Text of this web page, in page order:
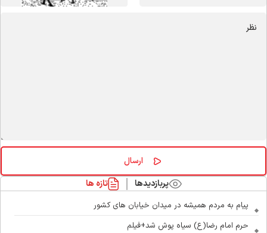
پربازدیدها تازه ها
پیام به مردم همیشه در میدان خیابان های کشور
حرم امام رضا(ع) سیاه پوش شد+فیلم